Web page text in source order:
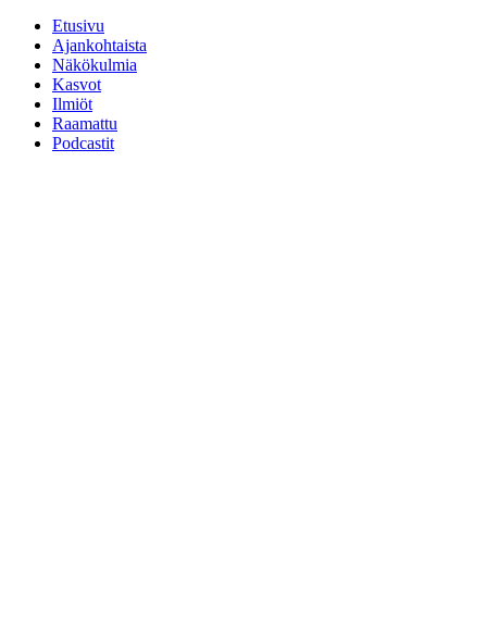
Etusivu
Ajankohtaista
Näkökulmia
Kasvot
Ilmiöt
Raamattu
Podcastit